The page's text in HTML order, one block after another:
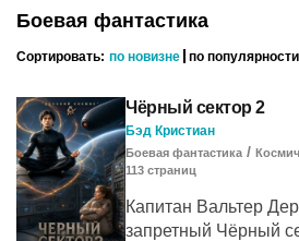
Боевая фантастика
Сортировать: по новизне по популярности
Чёрный сектор 2
Бэд Кристиан
Боевая фантастика /
113 cтраниц
Капитан Вальтер
запретный Чёрный